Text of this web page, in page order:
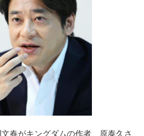
春がキングダムの作者、原泰久さ